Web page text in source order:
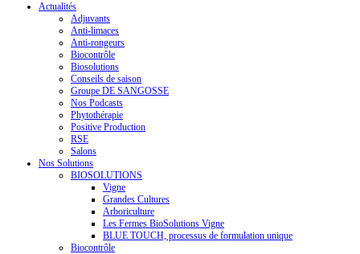
Actualités
Adjuvants
Anti-limaces
Anti-rongeurs
Biocontrôle
Biosolutions
Conseils de saison
Groupe DE SANGOSSE
Nos Podcasts
Phytothérapie
Positive Production
RSE
Salons
Nos Solutions
BIOSOLUTIONS
Vigne
Grandes Cultures
Arboriculture
Les Fermes BioSolutions Vigne
BLUE TOUCH, processus de formulation unique
Biocontrôle